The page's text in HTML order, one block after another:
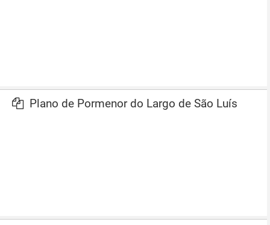
Plano de Pormenor do Largo de São Luís